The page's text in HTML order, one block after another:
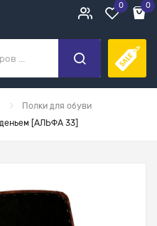
0 0
Полки для обуви
[АЛЬФА 33]